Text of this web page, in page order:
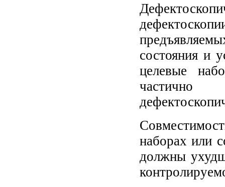
состояния и
целевые
частично
наборах или
должны